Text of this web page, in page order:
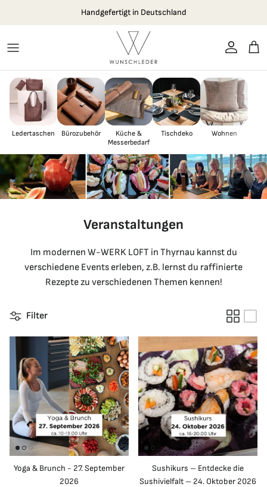
Handgefertigt in Deutschland
Konto
Ledertaschen Bürozubehör
Küche &
Messerbedarf
Tischdeko Wohnen
Veranstaltungen
Im modernen W-WERK LOFT in Thyrnau kannst du
verschiedene Events erleben, z.B. lernst du raffinierte
Rezepte zu verschiedenen Themen kennen!
Filter
Yoga & Brunch - 27. September
2026
Sushikurs – Entdecke die
Sushivielfalt – 24. Oktober 2026